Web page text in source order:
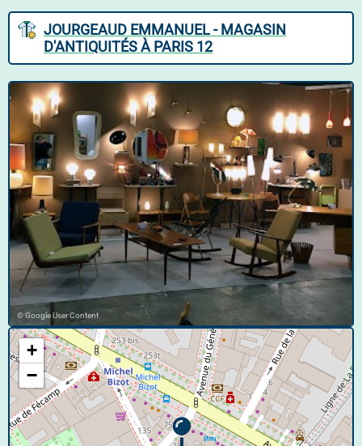
JOURGEAUD EMMANUEL - MAGASIN
D'ANTIQUITÉS À PARIS 12
© Google User Content
+
−